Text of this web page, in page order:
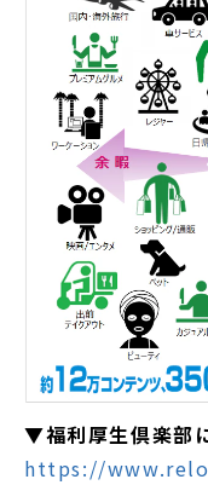
▼福利厚生倶楽部
https://